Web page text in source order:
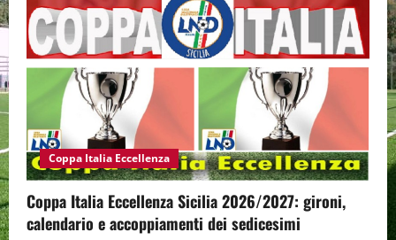
Coppa Italia Eccellenza
Coppa Italia Eccellenza Sicilia 2026/2027: gironi,
calendario e accoppiamenti dei sedicesimi